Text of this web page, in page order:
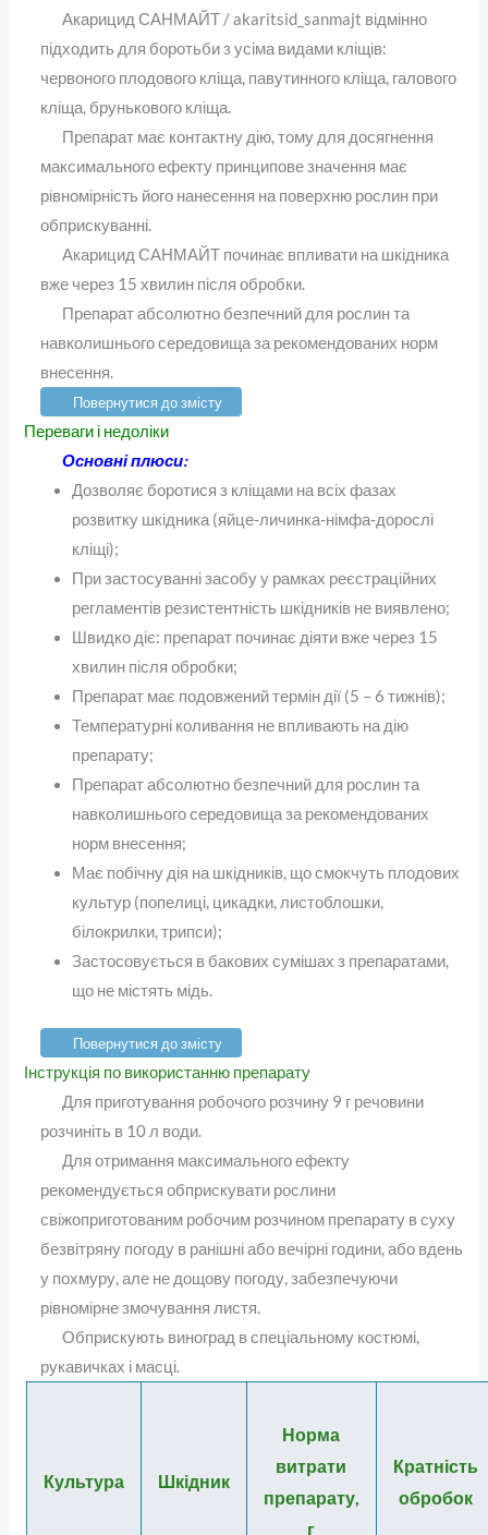
Акарицид САНМАЙТ / akaritsid_sanmajt відмінно
підходить для боротьби з усіма видами кліщів:
червоного плодового кліща, павутинного кліща, галового
кліща, брунькового кліща.
Препарат має контактну дію, тому для досягнення
максимального ефекту принципове значення має
рівномірність його нанесення на поверхню рослин при
обприскуванні.
Акарицид САНМАЙТ починає впливати на шкідника
вже через 15 хвилин після обробки.
Препарат абсолютно безпечний для рослин та
навколишнього середовища за рекомендованих норм
внесення.
Повернутися до змісту
Переваги і недоліки
Основні плюси:
Дозволяє боротися з кліщами на всіх фазах
розвитку шкідника (яйце-личинка-німфа-дорослі
кліщі);
При застосуванні засобу у рамках реєстраційних
регламентів резистентність шкідників не виявлено;
Швидко діє: препарат починає діяти вже через 15
хвилин після обробки;
Препарат має подовжений термін дії (5 – 6 тижнів);
Температурні коливання не впливають на дію
препарату;
Препарат абсолютно безпечний для рослин та
навколишнього середовища за рекомендованих
норм внесення;
Має побічну дія на шкідників, що смокчуть плодових
культур (попелиці, цикадки, листоблошки,
білокрилки, трипси);
Застосовується в бакових сумішах з препаратами,
що не містять мідь.
Повернутися до змісту
Інструкція по використанню препарату
Для приготування робочого розчину 9 г речовини
розчиніть в 10 л води.
Для отримання максимального ефекту
рекомендується обприскувати рослини
свіжоприготованим робочим розчином препарату в суху
безвітряну погоду в ранішні або вечірні години, або вдень
у похмуру, але не дощову погоду, забезпечуючи
рівномірне змочування листя.
Обприскують виноград в спеціальному костюмі,
рукавичках і масці.
Культура Шкідник
Норма
витрати
препарату,
г
Кратність
обробок